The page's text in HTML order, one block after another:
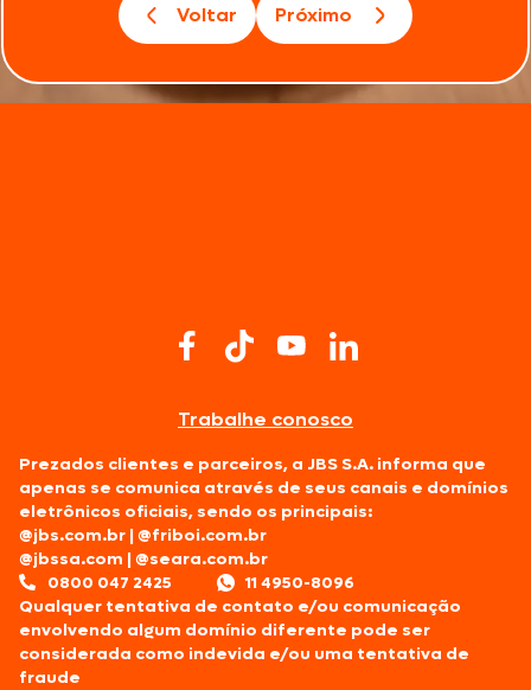
Voltar Próximo
Trabalhe conosco
Prezados clientes e parceiros, a JBS S.A. informa que
apenas se comunica através de seus canais e domínios
eletrônicos oficiais, sendo os principais:
@jbs.com.br |@friboi.com.br
@jbssa.com |@seara.com.br
0800 047 2425
11 4950-8096
Qualquer tentativa de contato e/ou comunicação
envolvendo algum domínio diferente pode ser
considerada como indevida e/ou uma tentativa de
fraude